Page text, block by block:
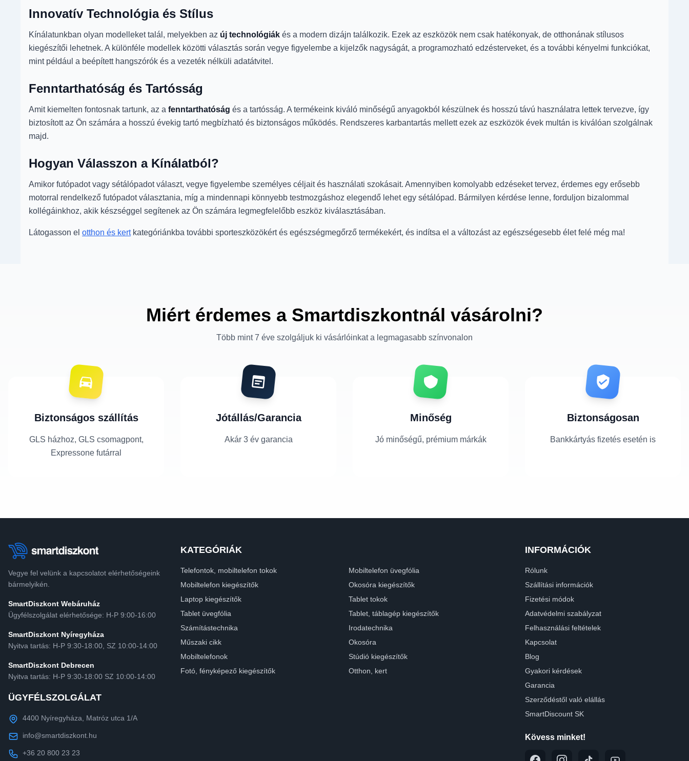
Innovatív Technológia és Stílus
Kínálatunkban olyan modelleket talál, melyekben az új technológiák és a modern dizájn találkozik. Ezek az eszközök nem csak hatékonyak, de otthonának stílusos
kiegészítői lehetnek. A különféle modellek közötti választás során vegye figyelembe a kijelzők nagyságát, a programozható edzésterveket, és a további kényelmi funkciókat,
mint például a beépített hangszórók és a vezeték nélküli adatátvitel.
Fenntarthatóság és Tartósság
Amit kiemelten fontosnak tartunk, az a fenntarthatóság és a tartósság. A termékeink kiváló minőségű anyagokból készülnek és hosszú távú használatra lettek tervezve, így
biztosított az Ön számára a hosszú évekig tartó megbízható és biztonságos működés. Rendszeres karbantartás mellett ezek az eszközök évek multán is kiválóan szolgálnak
majd.
Hogyan Válasszon a Kínálatból?
Amikor futópadot vagy sétálópadot választ, vegye figyelembe személyes céljait és használati szokásait. Amennyiben komolyabb edzéseket tervez, érdemes egy erősebb
motorral rendelkező futópadot választania, míg a mindennapi könnyebb testmozgáshoz elegendő lehet egy sétálópad. Bármilyen kérdése lenne, forduljon bizalommal
kollégáinkhoz, akik készséggel segítenek az Ön számára legmegfelelőbb eszköz kiválasztásában.
Látogasson el otthon és kertkategóriánkba további sporteszközökért és egészségmegőrző termékekért, és indítsa el a változást az egészségesebb élet felé még ma!
Miért érdemes a Smartdiszkontnál vásárolni?
Több mint 7 éve szolgáljuk ki vásárlóinkat a legmagasabb színvonalon
Biztonságos szállítás
GLS házhoz, GLS csomagpont,
Expressone futárral
Jótállás/Garancia
Akár 3 év garancia
Minőség
Jó minőségű, prémium márkák
Biztonságosan
Bankkártyás fizetés esetén is
Vegye fel velünk a kapcsolatot elérhetőségeink
bármelyikén.
SmartDiszkont Webáruház
Ügyfélszolgálat elérhetősége: H-P 9:00-16:00
SmartDiszkont Nyíregyháza
Nyitva tartás: H-P 9:30-18:00, SZ 10:00-14:00
SmartDiszkont Debrecen
Nyitva tartás: H-P 9:30-18:00 SZ 10:00-14:00
ÜGYFÉLSZOLGÁLAT
4400 Nyíregyháza, Matróz utca 1/A
info@smartdiszkont.hu
+36 20 800 23 23
KATEGÓRIÁK
Telefontok, mobiltelefon tokok
Mobiltelefon üvegfólia
Mobiltelefon kiegészítők
Okosóra kiegészítők
Laptop kiegészítők
Tablet tokok
Tablet üvegfólia
Tablet, táblagép kiegészítők
Számítástechnika
Irodatechnika
Műszaki cikk
Okosóra
Mobiltelefonok
Stúdió kiegészítők
Fotó, fényképező kiegészítők
Otthon, kert
INFORMÁCIÓK
Rólunk
Szállítási információk
Fizetési módok
Adatvédelmi szabályzat
Felhasználási feltételek
Kapcsolat
Blog
Gyakori kérdések
Garancia
Szerződéstől való elállás
SmartDiscount SK
Kövess minket!